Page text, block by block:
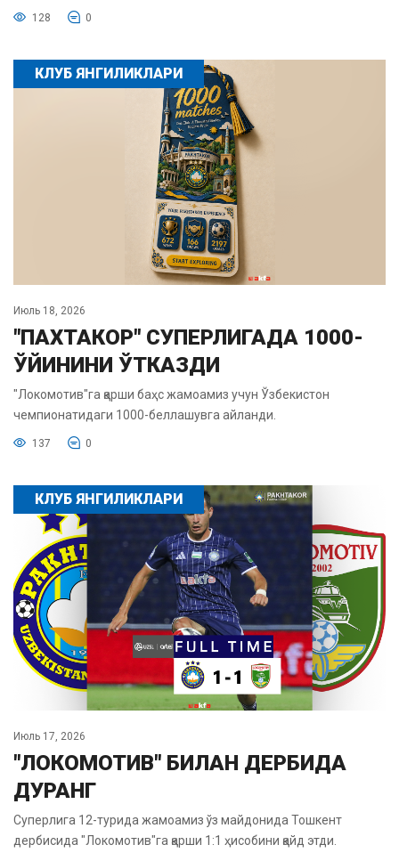
128 0
КЛУБ ЯНГИЛИКЛАРИ
Июль 18, 2026
"ПАХТАКОР" СУПЕРЛИГАДА 1000-
ЎЙИНИНИ ЎТКАЗДИ
"Локомотив"га қарши баҳс жамоамиз учун Ўзбекистон
чемпионатидаги 1000-беллашувга айланди.
137 0
КЛУБ ЯНГИЛИКЛАРИ
Июль 17, 2026
"ЛОКОМОТИВ" БИЛАН ДЕРБИДА
ДУРАНГ
Суперлига 12-турида жамоамиз ўз майдонида Тошкент
дербисида "Локомотив"га қарши 1:1 ҳисобини қайд этди.